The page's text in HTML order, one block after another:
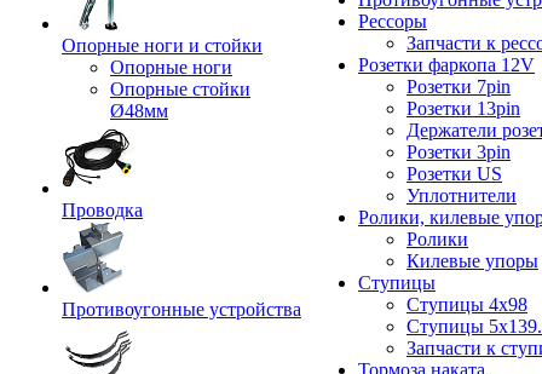
Опорные ноги и стойки
Опорные ноги
Опорные стойки
Ø48мм
Проводка
Противоугонные устройства
Рессоры
Запчасти к
Розетки фаркопа 12V
Розетки 7pin
Розетки 13pin
Держатели
Розетки 3pin
Розетки US
Уплотнители
Ролики, килевые
Ролики
Килевые упоры
Ступицы
Ступицы 4x98
Ступицы
Запчасти к
Тормоза наката